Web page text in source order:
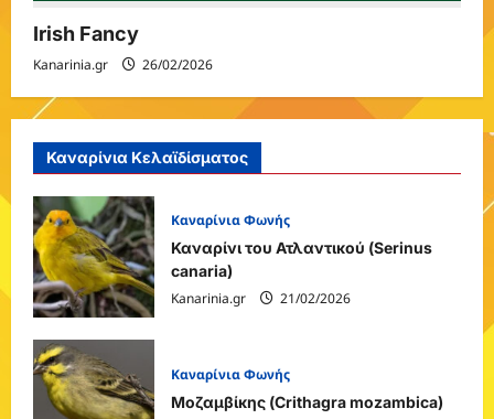
Irish Fancy
Kanarinia.gr 26/02/2026
Καναρίνια Κελαϊδίσματος
Καναρίνια Φωνής
Καναρίνι του Ατλαντικού (Serinus
canaria)
Kanarinia.gr
21/02/2026
Καναρίνια Φωνής
Μοζαμβίκης (Crithagra mozambica)